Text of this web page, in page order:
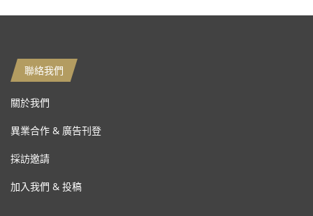
聯絡我們
關於我們
異業合作 & 廣告刊登
採訪邀請
加入我們 & 投稿